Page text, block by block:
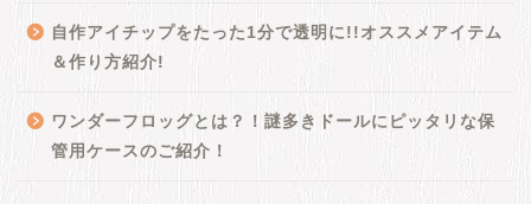
自作アイチップをたった1分で透明に!!オススメアイテム
＆作り方紹介!
ワンダーフロッグとは？！謎多きドールにピッタリな保
管用ケースのご紹介！